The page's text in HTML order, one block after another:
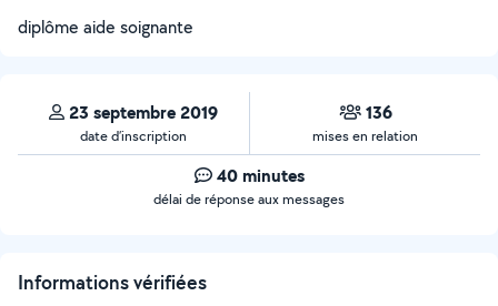
diplôme aide soignante
23 septembre 2019
date d’inscription
136
mises en relation
40 minutes
délai de réponse aux messages
Informations vérifiées